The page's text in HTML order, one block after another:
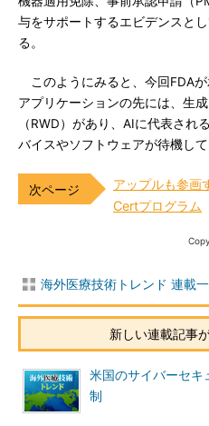
与をサポートするエビデンスと
る。
このようにみると、今回FDA
アプリケーションの先には、生
（RWD）があり、AIに代表され
バイスやソフトウェアが待機し
アップルも参画
Certプログラム
海外医療技術トレンド 連載
新しい連載記事
米国のサイバーセキ
制